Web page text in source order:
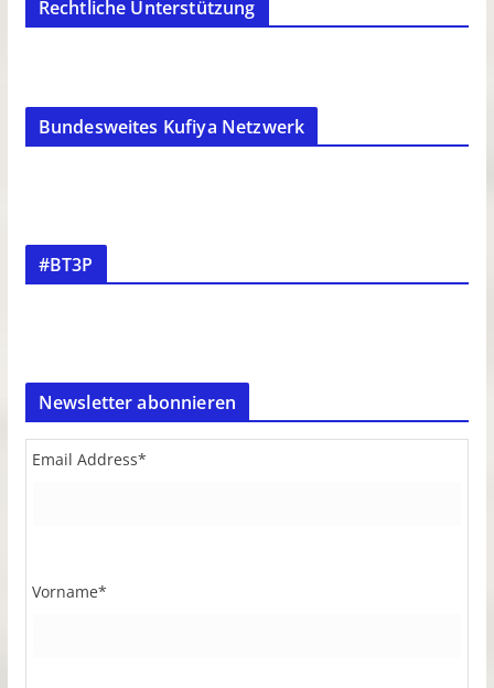
Rechtliche Unterstützung
Bundesweites Kufiya Netzwerk
#BT3P
Newsletter abonnieren
Email Address*
Vorname*